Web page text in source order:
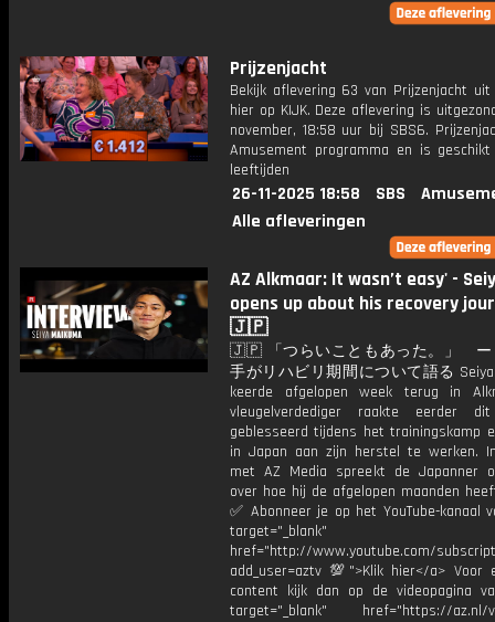
Prijzenjacht
Bekijk aflevering 63 van Prijzenjacht uit
hier op KIJK. Deze aflevering is
november, 18:58 uur bij SBS6.
Amusement programma en is
leeftijden
26-11-2025 18:58 SBS
Alle afleveringen
AZ Alkmaar: It wasn’t easy' -
opens up about his recovery
🇯🇵
🇯🇵 「つらいこともあった。」
手がリハビリ期間について語る Seiya
keerde afgelopen week terug in
vleugelverdediger raakte eerder
geblesseerd tijdens het trainingskamp
in Japan aan zijn herstel te werken.
met AZ Media spreekt de Japanner
over hoe hij de afgelopen maanden
✅ Abonneer je op het YouTube-kanaal
target="_blank"
href="http://www.youtube.com/
add_user=aztv 💯">Klik hier</a> Voor
content kijk dan op de videopagina
target="_blank" href="https://az.nl/